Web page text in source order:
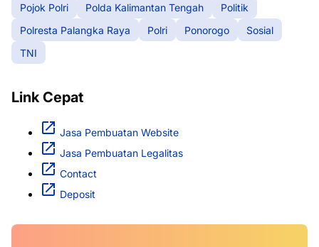
Pojok Polri
Polda Kalimantan Tengah
Politik
Polresta Palangka Raya
Polri Ponorogo
Sosial
TNI
Link Cepat
Jasa Pembuatan Website
Jasa Pembuatan Legalitas
Contact
Deposit